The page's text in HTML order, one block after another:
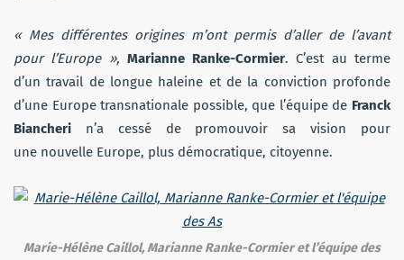
« Mes différentes origines m’ont permis d’aller de l’avant
pour l’Europe », Marianne Ranke-Cormier. C’est au terme
d’un travail de longue haleine et de la conviction profonde
d’une Europe transnationale possible, que l’équipe de Franck
Biancheri n’a cessé de promouvoir sa vision pour
une nouvelle Europe, plus démocratique, citoyenne.
Marie-Hélène Caillol, Marianne Ranke-Cormier et l’équipe des